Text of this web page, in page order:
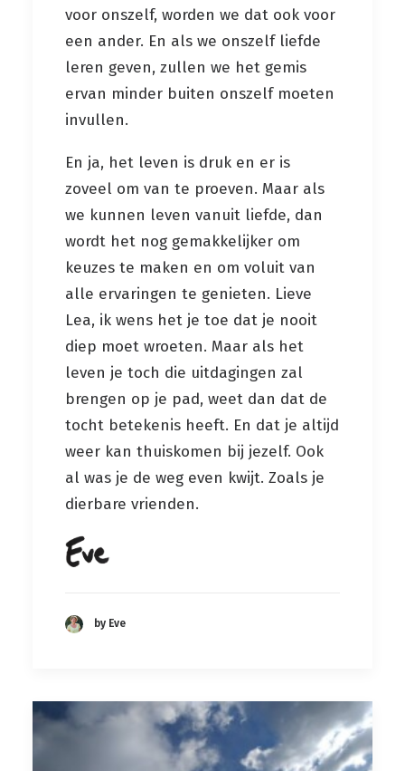
voor onszelf, worden we dat ook voor
een ander. En als we onszelf liefde
leren geven, zullen we het gemis
ervan minder buiten onszelf moeten
invullen.
En ja, het leven is druk en er is
zoveel om van te proeven. Maar als
we kunnen leven vanuit liefde, dan
wordt het nog gemakkelijker om
keuzes te maken en om voluit van
alle ervaringen te genieten. Lieve
Lea, ik wens het je toe dat je nooit
diep moet wroeten. Maar als het
leven je toch die uitdagingen zal
brengen op je pad, weet dan dat de
tocht betekenis heeft. En dat je altijd
weer kan thuiskomen bij jezelf. Ook
al was je de weg even kwijt. Zoals je
dierbare vrienden.
by Eve